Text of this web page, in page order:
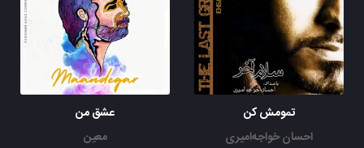
تمومش کن
احسان خواجه‌امیری
عشق من
معین